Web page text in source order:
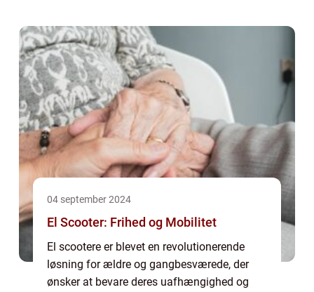
04 september 2024
El Scooter: Frihed og Mobilitet
El scootere er blevet en revolutionerende
løsning for ældre og gangbesværede, der
ønsker at bevare deres uafhængighed og